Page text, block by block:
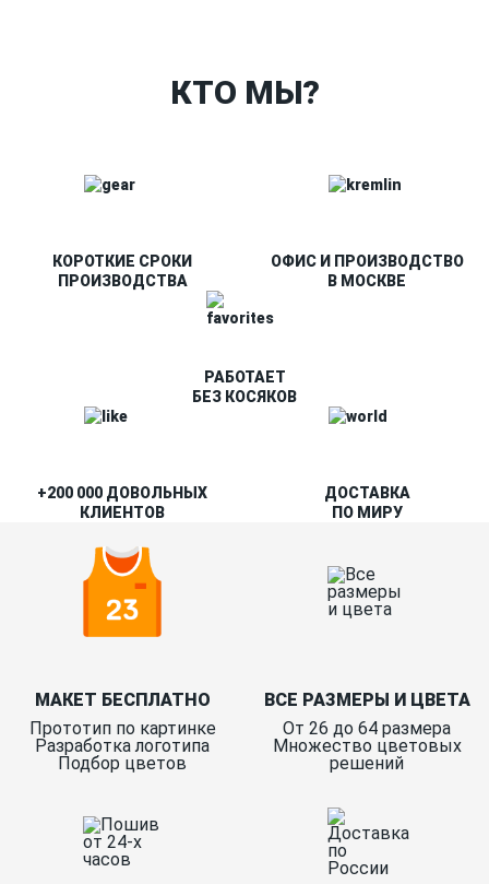
КТО МЫ?
КОРОТКИЕ СРОКИ
ПРОИЗВОДСТВА
ОФИС И ПРОИЗВОДСТВО
В МОСКВЕ
РАБОТАЕТ
БЕЗ КОСЯКОВ
+200 000 ДОВОЛЬНЫХ
КЛИЕНТОВ
ДОСТАВКА
ПО МИРУ
МАКЕТ БЕСПЛАТНО
Прототип по картинке
Разработка логотипа
Подбор цветов
ВСЕ РАЗМЕРЫ И ЦВЕТА
От 26 до 64 размера
Множество цветовых
решений